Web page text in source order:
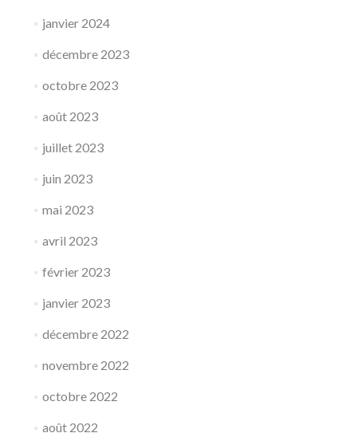
janvier 2024
décembre 2023
octobre 2023
août 2023
juillet 2023
juin 2023
mai 2023
avril 2023
février 2023
janvier 2023
décembre 2022
novembre 2022
octobre 2022
août 2022